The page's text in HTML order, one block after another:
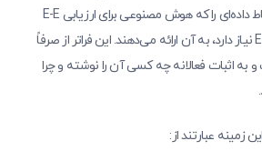
مدیران وب‌سایت اساساً نقاط داده‌ای را که هوش مصنوعی برای ارزیابی E-E
(تجربه، تخصص) از E-E-A-T نیاز دارد، به آن ارائه می‌دهند. این فراتر از صرفاً
اثبات فعالانه چه کسی آن را نوشته و چرا
زمینه عبارتند از: